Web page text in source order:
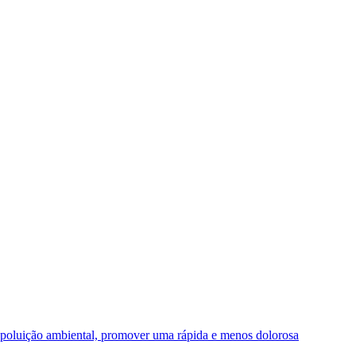
ambiental, promover uma rápida e menos dolorosa